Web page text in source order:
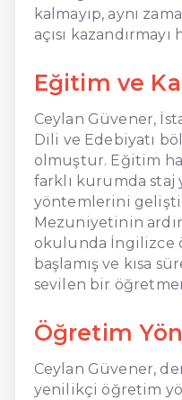
kalmayıp, aynı
açısı
Eğitim ve
Ceylan Güvener,
Dili ve Edebiyatı
olmuştur. Eğitim
farklı kurumda staj
yöntemlerini
Mezuniyetinin
okulunda İngilizce
başlamış ve kısa
sevilen bir
Öğretim
Ceylan Güvener,
yenilikçi öğretim